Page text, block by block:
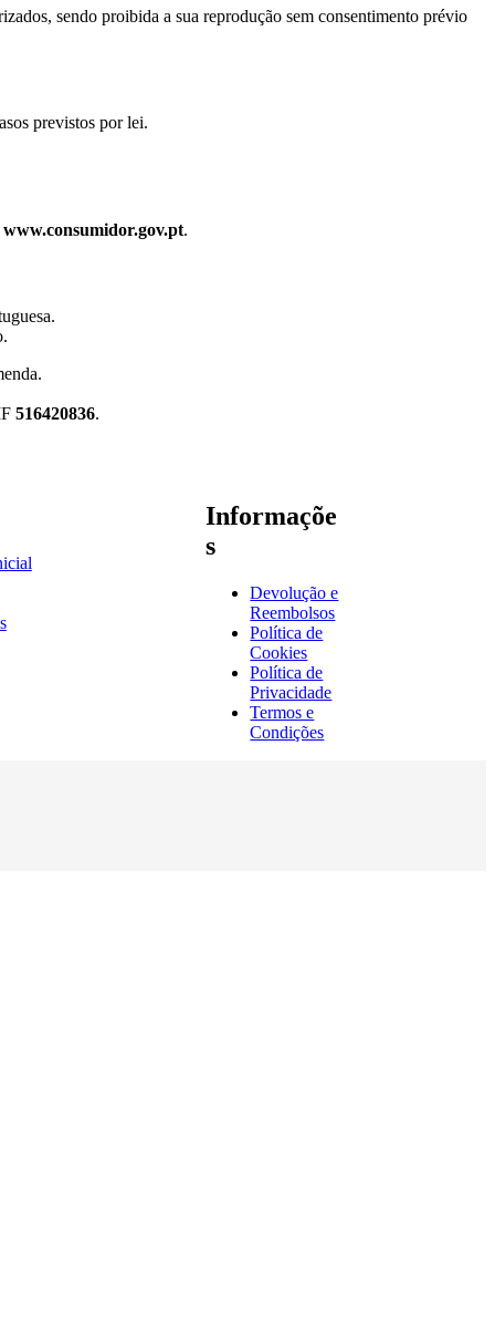
sendo proibida a sua reprodução sem consentimento prévio
previstos por lei.
www.consumidor.gov.pt.
516420836.
Informaçõe
s
Devolução e
Reembolsos
Política de
Cookies
Política de
Privacidade
Termos e
Condições